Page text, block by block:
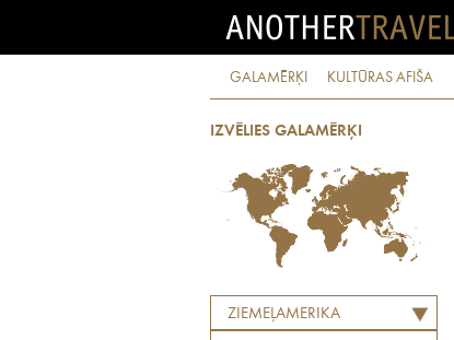
GALAMĒRĶI KULTŪRAS AFIŠA
IZVĒLIES GALAMĒRĶI
ZIEMEĻAMERIKA